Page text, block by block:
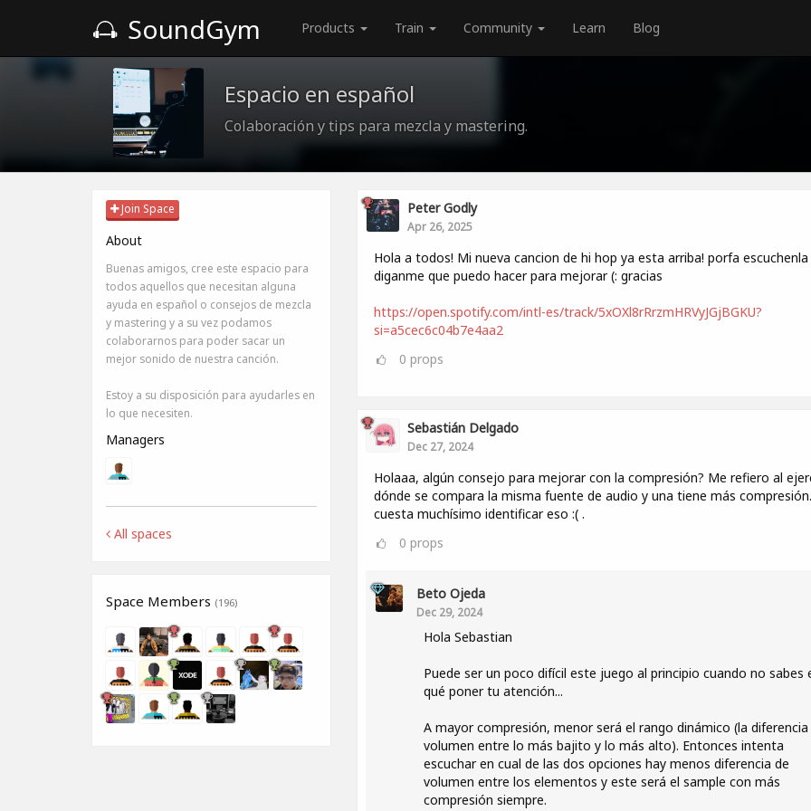
SoundGym Products Train Community Learn Blog
Espacio en español
Colaboración y tips para mezcla y mastering.
Join Space
About
Buenas amigos, cree este espacio para
todos aquellos que necesitan alguna
ayuda en español o consejos de mezcla
y mastering y a su vez podamos
colaborarnos para poder sacar un
mejor sonido de nuestra canción.
Estoy a su disposición para ayudarles en
lo que necesiten.
Managers
All spaces
Space Members (196)
Peter Godly
Apr 26, 2025
Hola a todos! Mi nueva cancion de hi hop ya esta arriba! porfa escuchenla
diganme que puedo hacer para mejorar (: gracias
https://open.spotify.com/intl-es/track/5xOXl8rRrzmHRVyJGjBGKU?
si=a5cec6c04b7e4aa2
0 props
Sebastián Delgado
Dec 27, 2024
Holaaa, algún consejo para mejorar con la compresión? Me refiero al
dónde se compara la misma fuente de audio y una tiene más
cuesta muchísimo identificar eso :( .
0 props
Beto Ojeda
Dec 29, 2024
Hola Sebastian
Puede ser un poco difícil este juego al principio cuando no sabes
qué poner tu atención...
A mayor compresión, menor será el rango dinámico (la diferencia
volumen entre lo más bajito y lo más alto). Entonces intenta
escuchar en cual de las dos opciones hay menos diferencia de
volumen entre los elementos y este será el sample con más
compresión siempre.